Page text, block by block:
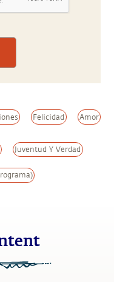
Felicidad Amor
Juventud Y Verdad